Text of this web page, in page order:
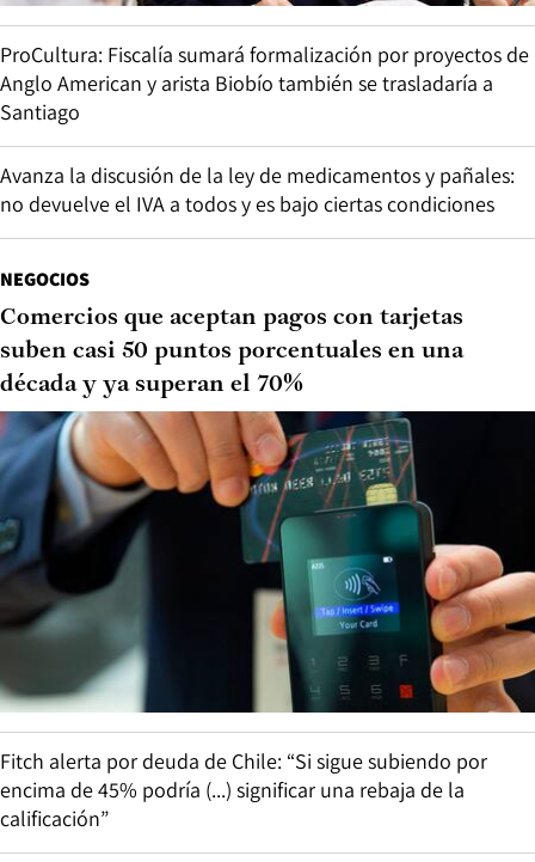
ProCultura: Fiscalía sumará formalización por proyectos de
Anglo American y arista Biobío también se trasladaría a
Santiago
Avanza la discusión de la ley de medicamentos y pañales:
no devuelve el IVA a todos y es bajo ciertas condiciones
NEGOCIOS
Comercios que aceptan pagos con tarjetas
suben casi 50 puntos porcentuales en una
década y ya superan el 70%
Fitch alerta por deuda de Chile: “Si sigue subiendo por
encima de 45% podría (...) significar una rebaja de la
calificación”